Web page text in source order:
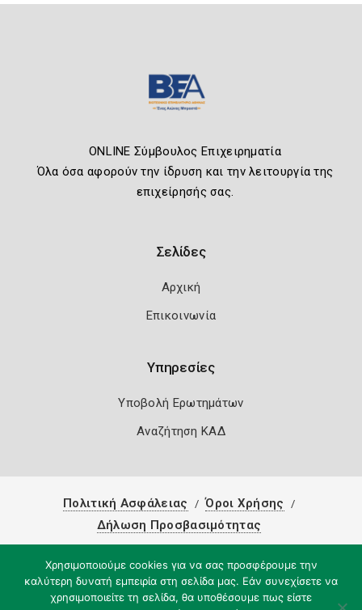
ONLINE Σύμβουλος Επιχειρηματία
Όλα όσα αφορούν την ίδρυση και την λειτουργία της
επιχείρησής σας.
Σελίδες
Αρχική
Επικοινωνία
Υπηρεσίες
Υποβολή Ερωτημάτων
Αναζήτηση ΚΑΔ
Πολιτική Ασφάλειας
Όροι Χρήσης
Δήλωση Προσβασιμότητας
Χρησιμοποιούμε cookies για να σας προσφέρουμε την
καλύτερη δυνατή εμπειρία στη σελίδα μας. Εάν συνεχίσετε να
χρησιμοποιείτε τη σελίδα, θα υποθέσουμε πως είστε